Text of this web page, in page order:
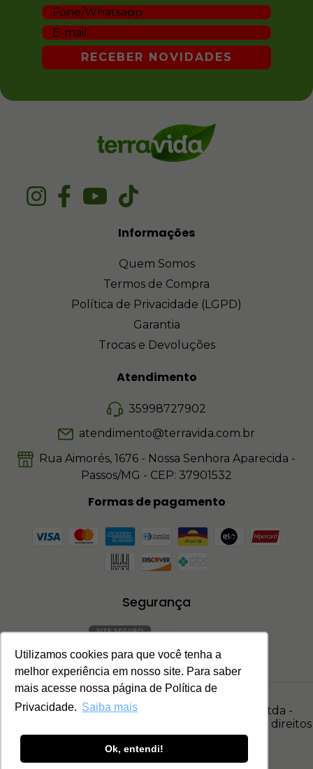
Utilizamos cookies para que você tenha a
melhor experiência em nosso site. Para saber
mais acesse nossa página de Política de
Privacidade. Saiba mais
Ok, entendi!
Informações
Quem Somos
Termos de Compra
Política de Privacidade (LGPD)
Garantia
Trocas e Devoluções
Atendimento
35998727902
atendimento@terravida.com.br
Rua Aimorés, 1676 - Nossa Senhora Aparecida -
Passos/MG - CEP: 37901532
Formas de pagamento
Segurança
© Terra Vida - Grupo Agromap M. A. Passos Ltda -
17.278.847/0001-35. Copyright © 2026 - Todos os direitos
reservados.